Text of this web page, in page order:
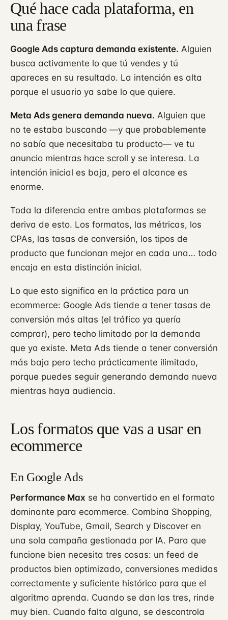
Qué hace cada plataforma, en
una frase
Google Ads captura demanda existente. Alguien
busca activamente lo que tú vendes y tú
apareces en su resultado. La intención es alta
porque el usuario ya sabe lo que quiere.
Meta Ads genera demanda nueva. Alguien que
no te estaba buscando —y que probablemente
no sabía que necesitaba tu producto— ve tu
anuncio mientras hace scroll y se interesa. La
intención inicial es baja, pero el alcance es
enorme.
Toda la diferencia entre ambas plataformas se
deriva de esto. Los formatos, las métricas, los
CPAs, las tasas de conversión, los tipos de
producto que funcionan mejor en cada una… todo
encaja en esta distinción inicial.
Lo que esto significa en la práctica para un
ecommerce: Google Ads tiende a tener tasas de
conversión más altas (el tráfico ya quería
comprar), pero techo limitado por la demanda
que ya existe. Meta Ads tiende a tener conversión
más baja pero techo prácticamente ilimitado,
porque puedes seguir generando demanda nueva
mientras haya audiencia.
Los formatos que vas a usar en
ecommerce
En Google Ads
Performance Max se ha convertido en el formato
dominante para ecommerce. Combina Shopping,
Display, YouTube, Gmail, Search y Discover en
una sola campaña gestionada por IA. Para que
funcione bien necesita tres cosas: un feed de
productos bien optimizado, conversiones medidas
correctamente y suficiente histórico para que el
algoritmo aprenda. Cuando se dan las tres, rinde
muy bien. Cuando falta alguna, se descontrola